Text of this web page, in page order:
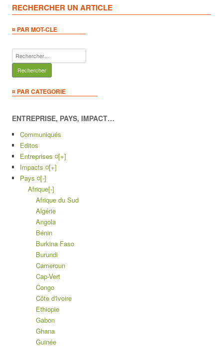
RECHERCHER UN ARTICLE
¤ PAR MOT-CLE
Rechercher :
¤ PAR CATEGORIE
ENTREPRISE, PAYS, IMPACT…
Communiqués
Editos
Entreprises ¤[+]
Impacts ¤[+]
Pays ¤[-]
Afrique[-]
Afrique du Sud
Algérie
Angola
Bénin
Burkina Faso
Burundi
Cameroun
Cap-Vert
Congo
Côte d'Ivoire
Ethiopie
Gabon
Ghana
Guinée